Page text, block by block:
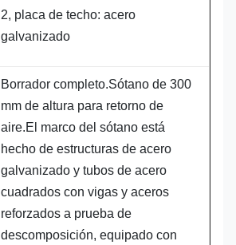
2, placa de techo: acero
galvanizado
Borrador completo.Sótano de 300
mm de altura para retorno de
aire.El marco del sótano está
hecho de estructuras de acero
galvanizado y tubos de acero
cuadrados con vigas y aceros
reforzados a prueba de
descomposición, equipado con